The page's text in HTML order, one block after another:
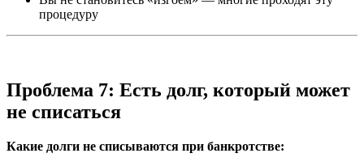
процедуру
Проблема 7: Есть долг, который может
не списаться
Какие долги не списываются при банкротстве: